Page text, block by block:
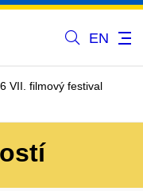
EN
VII. filmový festival